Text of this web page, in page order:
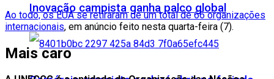
Inovação campista ganha palco global
Ao todo, os EUA se retiraram de um total de 66 organizações
internacionais, em anúncio feito nesta quarta-feira (7).
Mais caro